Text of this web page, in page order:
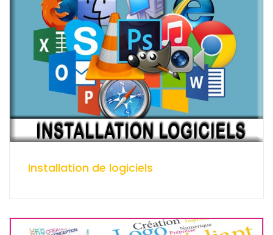
Installation de logiciels